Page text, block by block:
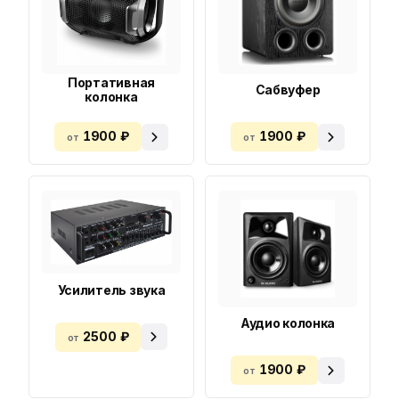
Портативная
колонка
от 1900 ₽
Сабвуфер
от 1900 ₽
Усилитель звука
от 2500 ₽
Аудио колонка
от 1900 ₽